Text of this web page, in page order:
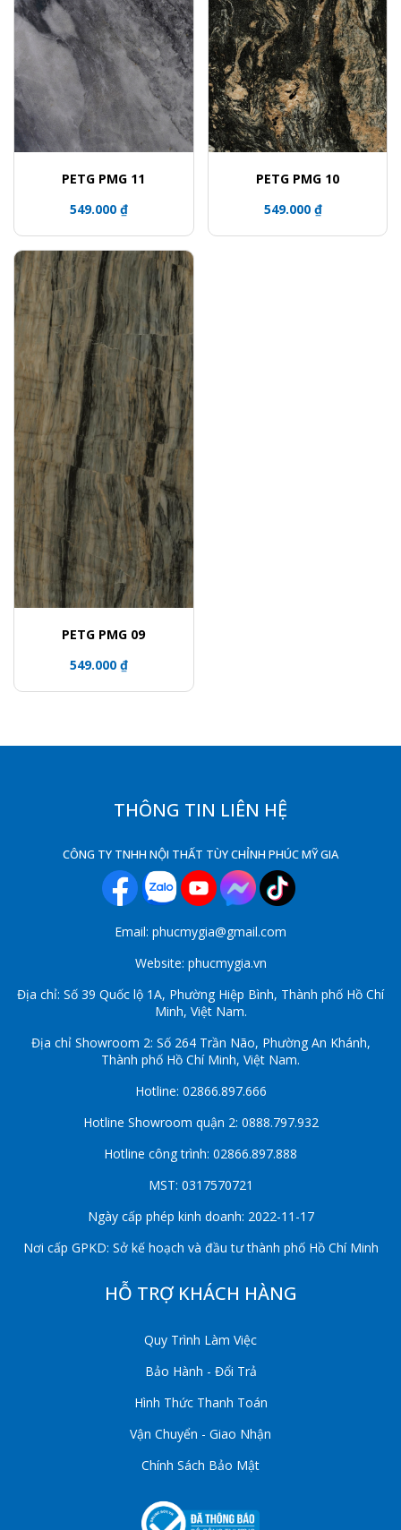
PETG PMG 11
549.000 ₫
PETG PMG 10
549.000 ₫
PETG PMG 09
549.000 ₫
THÔNG TIN LIÊN HỆ
CÔNG TY TNHH NỘI THẤT TÙY CHỈNH PHÚC MỸ GIA
Email: phucmygia@gmail.com
Website: phucmygia.vn
Địa chỉ: Số 39 Quốc lộ 1A, Phường Hiệp Bình, Thành phố Hồ Chí
Minh, Việt Nam.
Địa chỉ Showroom 2: Số 264 Trần Não, Phường An Khánh,
Thành phố Hồ Chí Minh, Việt Nam.
Hotline: 02866.897.666
Hotline Showroom quận 2: 0888.797.932
Hotline công trình: 02866.897.888
MST: 0317570721
Ngày cấp phép kinh doanh: 2022-11-17
Nơi cấp GPKD: Sở kế hoạch và đầu tư thành phố Hồ Chí Minh
HỖ TRỢ KHÁCH HÀNG
Quy Trình Làm Việc
Bảo Hành - Đổi Trả
Hình Thức Thanh Toán
Vận Chuyển - Giao Nhận
Chính Sách Bảo Mật